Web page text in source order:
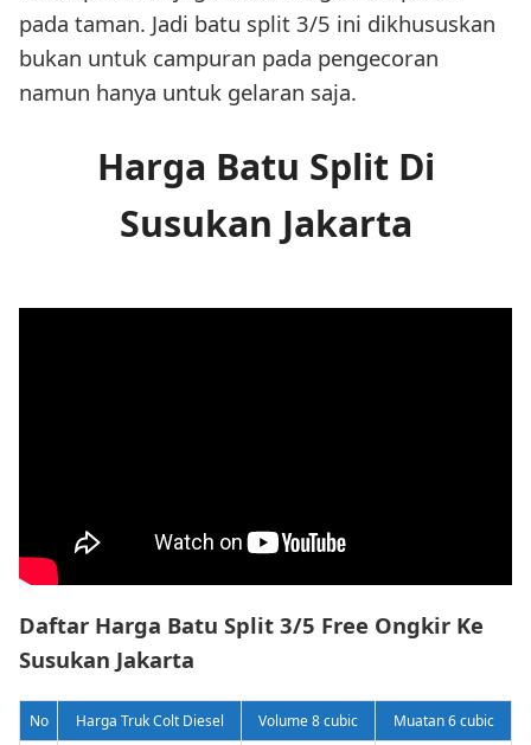
pada taman. Jadi batu split 3/5 ini dikhususkan
bukan untuk campuran pada pengecoran
namun hanya untuk gelaran saja.
Harga Batu Split Di
Susukan Jakarta
Daftar Harga Batu Split 3/5 Free Ongkir Ke
Susukan Jakarta
No Harga Truk Colt Diesel Volume 8 cubic
Muatan 6 cubic